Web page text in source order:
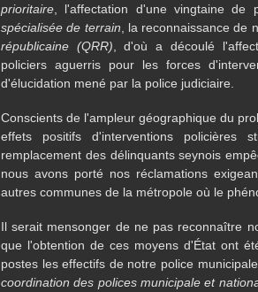
prioritaire , l'affectation d'une vingtaine de
spécialisée de terrain , la reconnaissance de
républicaine (QRR) , d'où a découlé
policiers aguerris pour les forces
d'élucidation mené par la police judiciaire.
Conscients de l'ampleur géographique du
effets positifs d'interventions policières
remplacement des délinquants seynois
nous avons porté nos réclamations
autres communes de la métropole où le
Il serait mensonger de ne pas reconnaître
que l'obtention de ces moyens d'État ont
postes les effectifs de notre police
coordination des polices municipale et